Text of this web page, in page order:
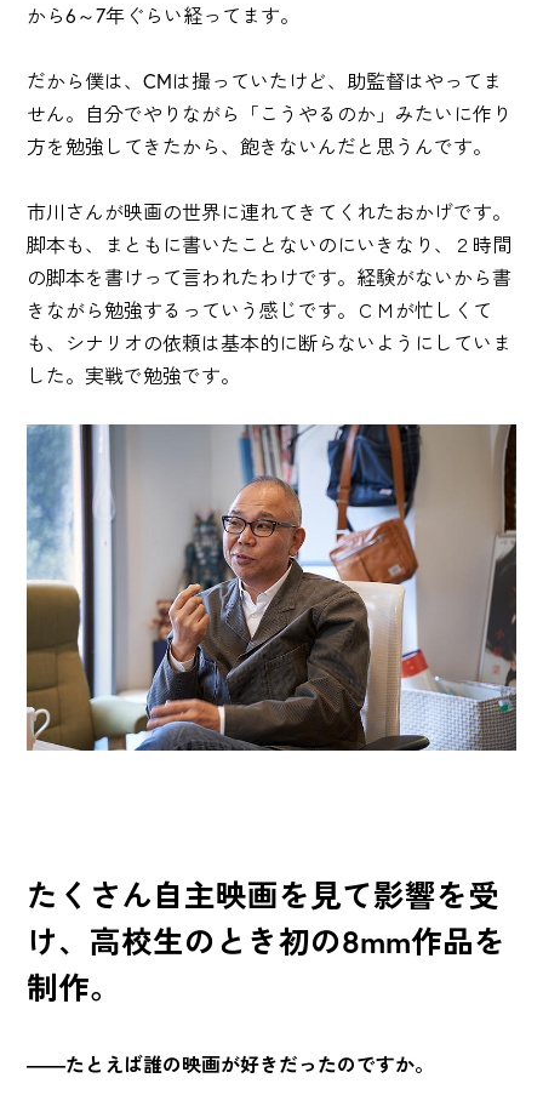
から6～7年ぐらい経ってます。
だから僕は、CMは撮っていたけど、助監督はやってま
せん。自分でやりながら「こうやるのか」みたいに作り
方を勉強してきたから、飽きないんだと思うんです。
市川さんが映画の世界に連れてきてくれたおかげです。
脚本も、まともに書いたことないのにいきなり、２時間
の脚本を書けって言われたわけです。経験がないから書
きながら勉強するっていう感じです。ＣＭが忙しくて
も、シナリオの依頼は基本的に断らないようにしていま
した。実戦で勉強です。
たくさん自主映画を見て影響を受
け、高校生のとき初の8mm作品を
制作。
――たとえば誰の映画が好きだったのですか。